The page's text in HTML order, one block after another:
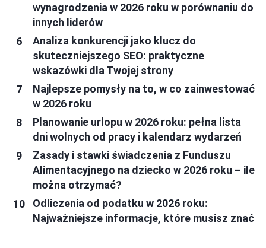
wynagrodzenia w 2026 roku w porównaniu do
innych liderów
Analiza konkurencji jako klucz do
skuteczniejszego SEO: praktyczne
wskazówki dla Twojej strony
Najlepsze pomysły na to, w co zainwestować
w 2026 roku
Planowanie urlopu w 2026 roku: pełna lista
dni wolnych od pracy i kalendarz wydarzeń
Zasady i stawki świadczenia z Funduszu
Alimentacyjnego na dziecko w 2026 roku – ile
można otrzymać?
Odliczenia od podatku w 2026 roku:
Najważniejsze informacje, które musisz znać